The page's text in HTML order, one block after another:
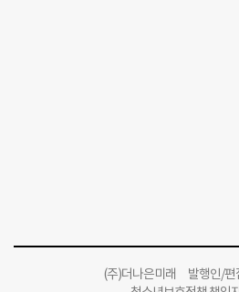
(주)더나은미래 발행인/편